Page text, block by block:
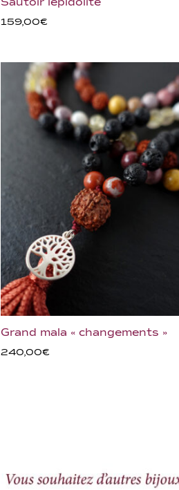
Sautoir lépidolite
159,00€
Grand mala « changements »
240,00€